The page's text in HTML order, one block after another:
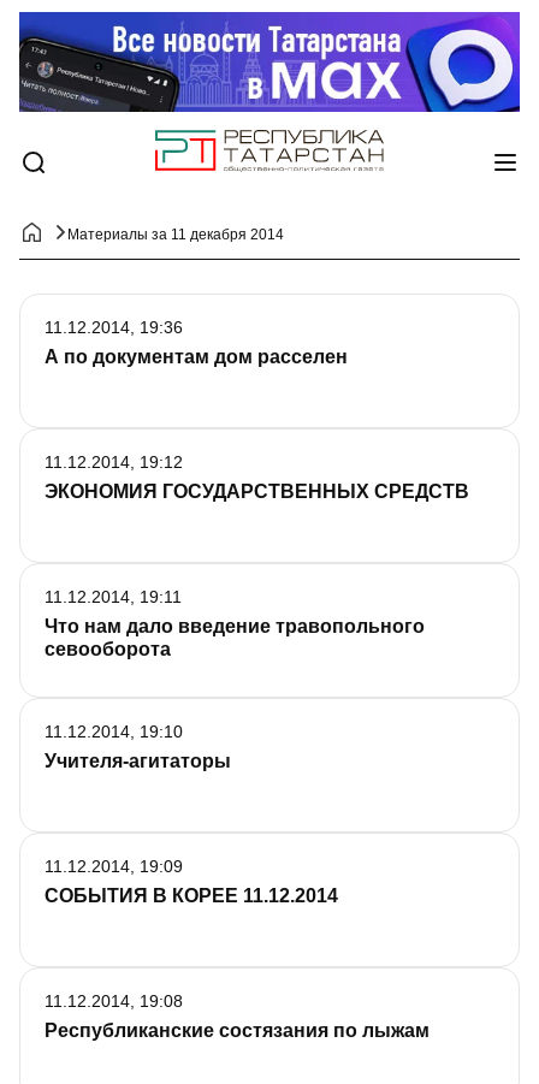
Материалы за 11 декабря 2014
А по документам дом расселен
11.12.2014, 19:36
ЭКОНОМИЯ ГОСУДАРСТВЕННЫХ СРЕДСТВ
11.12.2014, 19:12
Что нам дало введение травопольного
севооборота
11.12.2014, 19:11
Учителя-агитаторы
11.12.2014, 19:10
СОБЫТИЯ В КОРЕЕ 11.12.2014
11.12.2014, 19:09
Республиканские состязания по лыжам
11.12.2014, 19:08